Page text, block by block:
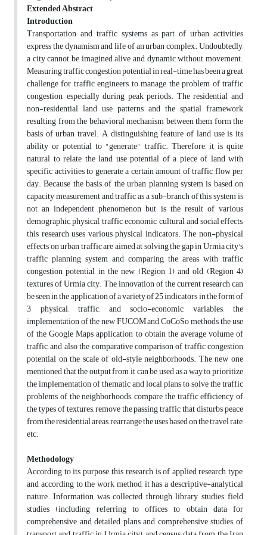
Extended Abstract
Introduction
Transportation and traffic systems as part of urban activities
express the dynamism and life of an urban complex. Undoubtedly,
a city cannot be imagined alive and dynamic without movement.
Measuring traffic congestion potential in real-time has been a great
challenge for traffic engineers to manage the problem of traffic
congestion, especially during peak periods. The residential and
non-residential land use patterns and the spatial framework
resulting from the behavioral mechanism between them form the
basis of urban travel. A distinguishing feature of land use is its
ability or potential to "generate" traffic. Therefore, it is quite
natural to relate the land use potential of a piece of land with
specific activities to generate a certain amount of traffic flow per
day. Because the basis of the urban planning system is based on
capacity measurement and traffic as a sub-branch of this system is
not an independent phenomenon but is the result of various
demographic, physical, traffic, economic, cultural, and social effects,
this research uses various physical indicators. The non-physical
effects on urban traffic are aimed at solving the gap in Urmia city's
traffic planning system and comparing the areas with traffic
congestion potential in the new (Region 1) and old (Region 4)
textures of Urmia city. The innovation of the current research can
be seen in the application of a variety of 25 indicators in the form of
3 physical, traffic, and socio-economic variables, the
implementation of the new FUCOM and CoCoSo methods, the use
of the Google Maps application to obtain the average volume of
traffic, and also the comparative comparison of traffic congestion
potential on the scale of old-style neighborhoods. The new one
mentioned that the output from it can be used as a way to prioritize
the implementation of thematic and local plans to solve the traffic
problems of the neighborhoods, compare the traffic efficiency of
the types of textures, remove the passing traffic that disturbs peace
from the residential areas, rearrange the uses based on the travel rate,
etc.
Methodology
According to its purpose, this research is of applied research type,
and according to the work method, it has a descriptive-analytical
nature. Information was collected through library studies, field
studies (including referring to offices to obtain data for
comprehensive and detailed plans and comprehensive studies of